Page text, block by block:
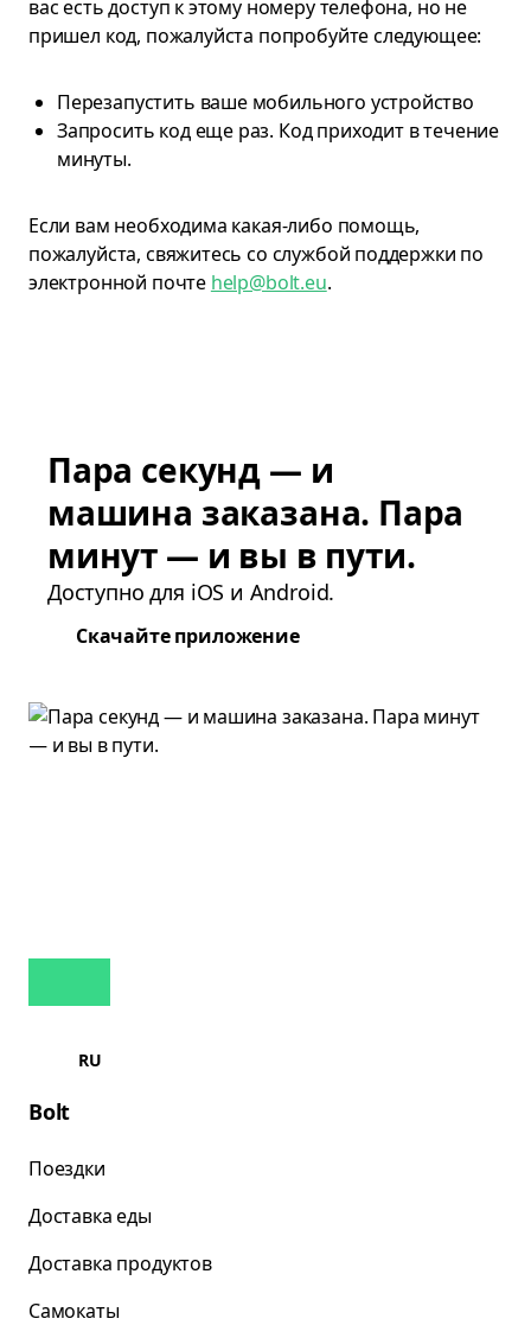
вас есть доступ к этому номеру телефона, но не
пришел код, пожалуйста попробуйте следующее:
Перезапустить ваше мобильного устройство
Запросить код еще раз. Код приходит в течение
минуты.
Если вам необходима какая-либо помощь,
пожалуйста, свяжитесь со службой поддержки по
электронной почте help@bolt.eu.
Пара секунд — и
машина заказана. Пара
минут — и вы в пути.
Доступно для iOS и Android.
Скачайте приложение
RU
Bolt
Поездки
Доставка еды
Доставка продуктов
Самокаты